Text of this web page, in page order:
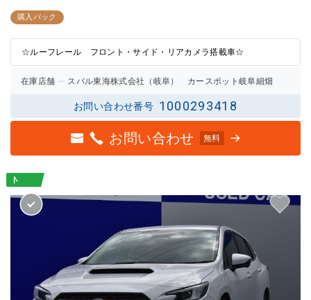
購入パック
☆ルーフレール フロント・サイド・リアカメラ搭載車☆
在庫店舗 スバル東海株式会社（岐阜） カースポット岐阜細畑
お問い合わせ番号 1000293418
お問い合わせ 無料